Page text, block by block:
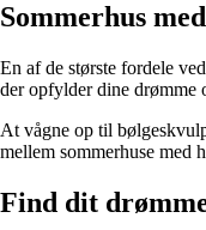
Sommerhus
En af de største fordele
der opfylder dine drømme
At vågne op til
mellem sommerhuse med
Find dit